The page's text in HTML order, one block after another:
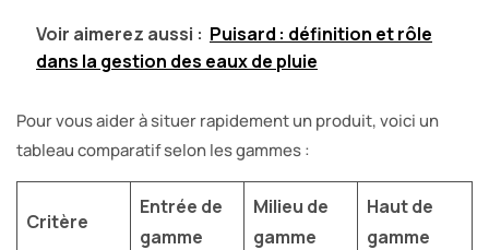
Voir aimerez aussi : Puisard : définition et rôle
dans la gestion des eaux de pluie
Pour vous aider à situer rapidement un produit, voici un
tableau comparatif selon les gammes :
Critère
Entrée de
gamme
Milieu de
gamme
Haut de
gamme